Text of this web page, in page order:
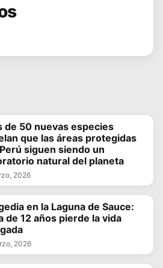
de 50 nuevas especies
que las áreas protegidas
siguen siendo un
natural del planeta
2026
en la Laguna de Sauce:
de 12 años pierde la vida
2026